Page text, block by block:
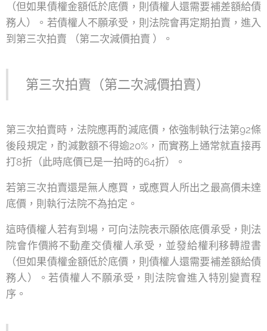
（但如果債權金額低於底價，則債權人還需要補差額給債
務人）。若債權人不願承受，則法院會再定期拍賣，進入
到第三次拍賣 （第二次減價拍賣 ）。
第三次拍賣（第二次減價拍賣）
第三次拍賣時，法院應再酌減底價，依強制執行法第92條
後段規定，酌減數額不得逾20%，而實務上通常就直接再
打8折（此時底價已是一拍時的64折）。
若第三次拍賣還是無人應買，或應買人所出之最高價未達
底價，則執行法院不為拍定。
這時債權人若有到場，可向法院表示願依底價承受，則法
院會作價將不動產交債權人承受，並發給權利移轉證書
（但如果債權金額低於底價，則債權人還需要補差額給債
務人）。若債權人不願承受，則法院會進入特別變賣程
序。